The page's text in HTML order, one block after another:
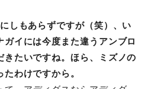
しもあらずですが（笑）、い
イには今度また違うアンブロ
たいですね。ほら、ミズノの
わけですから。